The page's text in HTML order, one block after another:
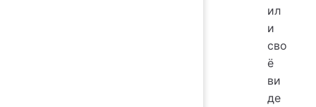
ил
и
сво
ё
ви
де